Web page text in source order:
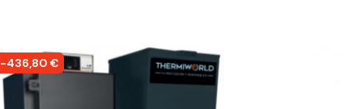
-436,80 €